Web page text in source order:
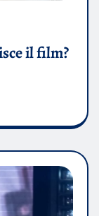
il film?